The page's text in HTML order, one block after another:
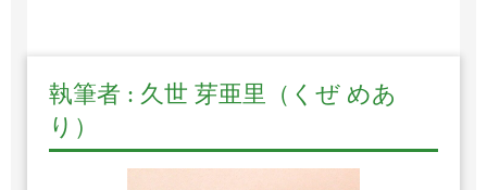
執筆者 : 久世 芽亜里（くぜ めあ
り）